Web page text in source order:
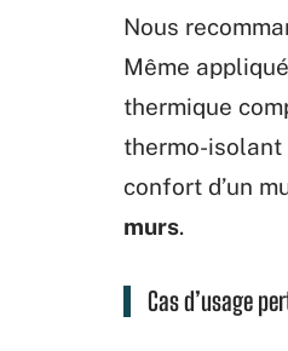
Nous
Même
thermique
thermo-
confort d’un
murs.
Cas d’usage